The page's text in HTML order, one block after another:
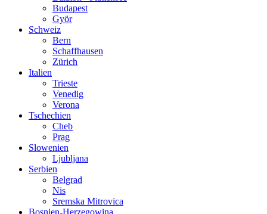
Budapest
Györ
Schweiz
Bern
Schaffhausen
Zürich
Italien
Trieste
Venedig
Verona
Tschechien
Cheb
Prag
Slowenien
Ljubljana
Serbien
Belgrad
Nis
Sremska Mitrovica
Bosnien-Herzegowina